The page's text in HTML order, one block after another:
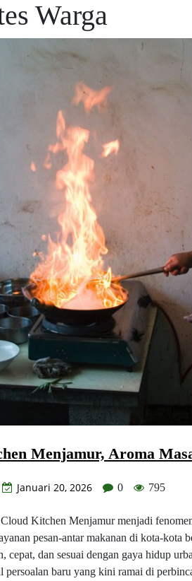
Warga
Menjamur, Aroma
Januari 20, 2026 0 795
Kitchen Menjamur menjadi
pesan-antar makanan di kota-kota
cepat, dan sesuai dengan gaya hidup
persoalan baru yang kini ramai di